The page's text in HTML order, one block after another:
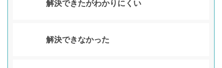
解決できたがわかりにくい
解決できなかった